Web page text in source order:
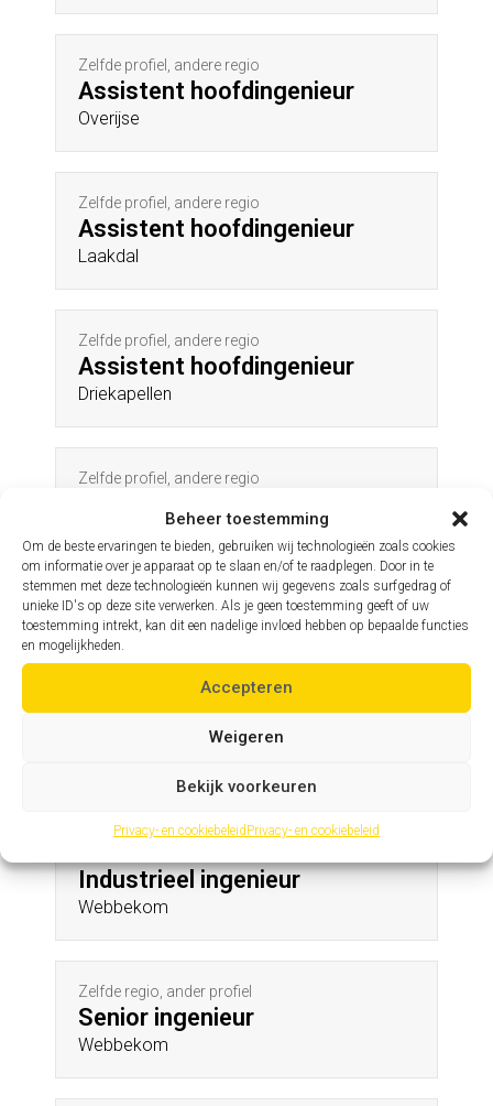
Beheer toestemming
Om de beste ervaringen te bieden, gebruiken wij technologieën zoals cookies
om informatie over je apparaat op te slaan en/of te raadplegen. Door in te
stemmen met deze technologieën kunnen wij gegevens zoals surfgedrag of
unieke ID's op deze site verwerken. Als je geen toestemming geeft of uw
toestemming intrekt, kan dit een nadelige invloed hebben op bepaalde functies
en mogelijkheden.
Accepteren
Weigeren
Bekijk voorkeuren
Privacy- en cookiebeleidPrivacy- en cookiebeleid
Zelfde profiel, andere regio
Assistent hoofdingenieur
Overijse
Zelfde profiel, andere regio
Assistent hoofdingenieur
Laakdal
Zelfde profiel, andere regio
Assistent hoofdingenieur
Driekapellen
Zelfde profiel, andere regio
Zelfde profiel, andere regio
Assistent hoofdingenieur
Roosbeek
Andere profielen in deze regio
Industrieel ingenieur
Webbekom
Zelfde regio, ander profiel
Senior ingenieur
Webbekom